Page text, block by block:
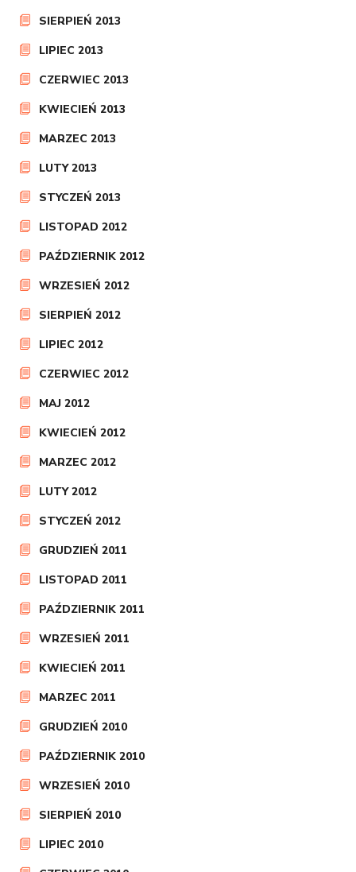
SIERPIEŃ 2013
LIPIEC 2013
CZERWIEC 2013
KWIECIEŃ 2013
MARZEC 2013
LUTY 2013
STYCZEŃ 2013
LISTOPAD 2012
PAŹDZIERNIK 2012
WRZESIEŃ 2012
SIERPIEŃ 2012
LIPIEC 2012
CZERWIEC 2012
MAJ 2012
KWIECIEŃ 2012
MARZEC 2012
LUTY 2012
STYCZEŃ 2012
GRUDZIEŃ 2011
LISTOPAD 2011
PAŹDZIERNIK 2011
WRZESIEŃ 2011
KWIECIEŃ 2011
MARZEC 2011
GRUDZIEŃ 2010
PAŹDZIERNIK 2010
WRZESIEŃ 2010
SIERPIEŃ 2010
LIPIEC 2010